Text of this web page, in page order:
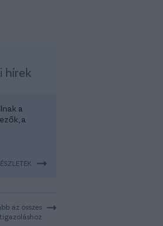
hírek
a
a
az összes